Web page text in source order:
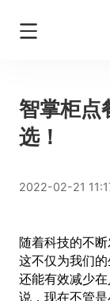
智掌柜
选！
2022-02-21
随着科技的不
这不仅为我们
还能有效减少
说，现在不管